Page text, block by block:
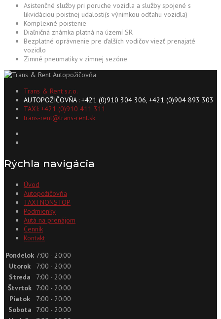
Asistenčné služby pri poruche vozidla a služby spojené s
likvidáciou poistnej udalosti(s výnimkou odťahu vozidla)
Komplexné poistenie
Diaľničná známka platná na území SR
Bezplatné oprávnenie pre ďalších vodičov viezť prenajaté
vozidlo
Zimné pneumatiky v zimnej sezóne
Trans & Rent s.r.o.
AUTOPOŽIČOVŇA : +421 (0)910 304 306, +421 (0)904 893 303
TAXI: +421 (0)910 411 311
trans-rent@trans-rent.sk
Rýchla navigácia
Úvod
Autopožičovňa
TAXI NONSTOP
Podmienky
Autá na prenájom
Cenník
Kontakt
Pondelok 7:00 - 20:00
Utorok
7:00 - 20:00
Streda
7:00 - 20:00
Štvrtok 7:00 - 20:00
Piatok
7:00 - 20:00
Sobota
7:00 - 20:00